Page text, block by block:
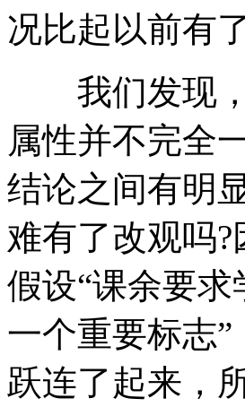
况比起以前有
我们发现，
属性并不完全
结论之间有明
难有了改观吗
假设“课余要
一个重要标志
跃连了起来，